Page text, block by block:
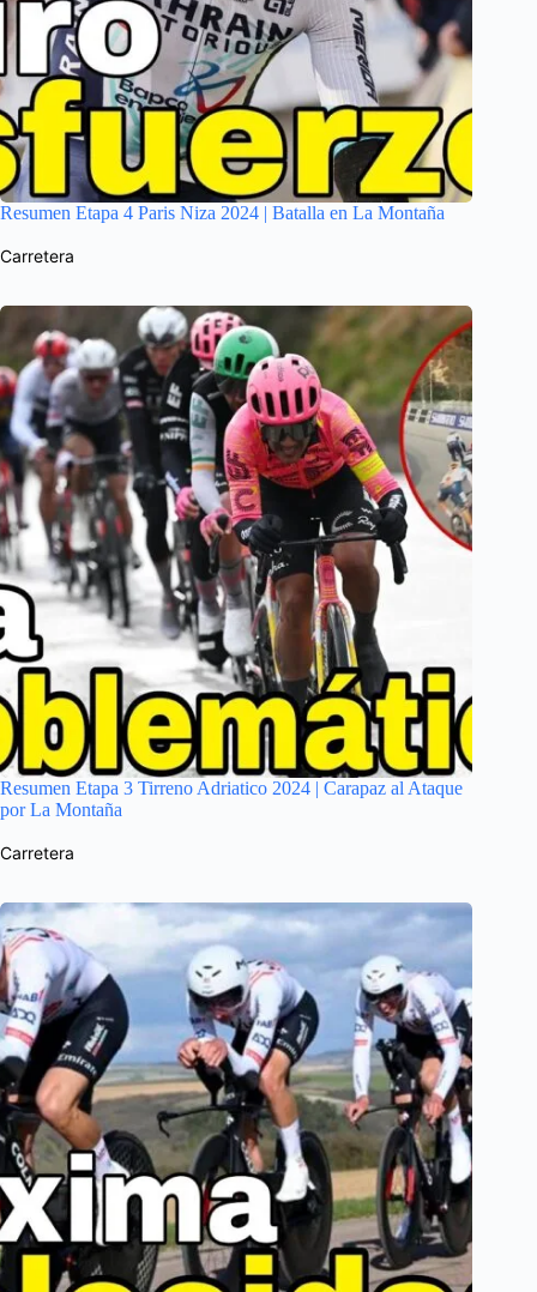
Resumen Etapa 4 Paris Niza 2024 | Batalla en La Montaña
Carretera
Resumen Etapa 3 Tirreno Adriatico 2024 | Carapaz al Ataque
por La Montaña
Carretera